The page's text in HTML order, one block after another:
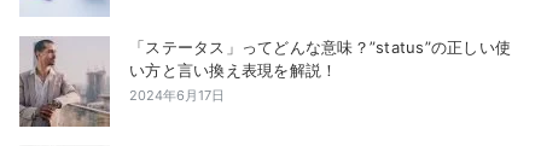
「ステータス」ってどんな意味？”status”の正しい使
い方と言い換え表現を解説！
2024年6月17日